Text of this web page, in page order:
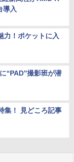
入
力！ポケットに入
“PAD”撮影班が潜
集！ 見どころ記事